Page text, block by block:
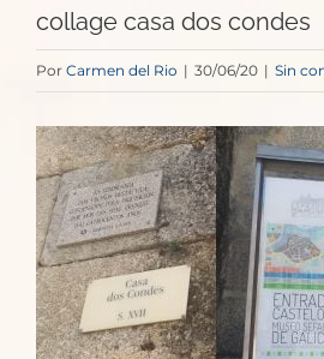
collage casa dos condes
Por Carmen del Rio | 30/06/20 | Sin